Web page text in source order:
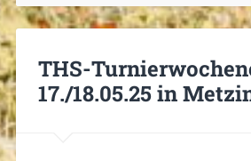
THS-
17./18.05.25 in